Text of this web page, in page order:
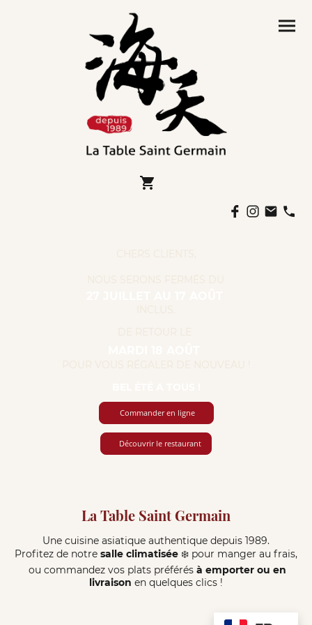
Commander en ligne
CHERS CLIENTS,
NOUS SERONS FERMÉS DU
INCLUS.
DE RETOUR LE
POUR VOUS RÉGALER DE NOUVEAU !
Découvrir le restaurant
La Table Saint Germain
Une cuisine asiatique authentique depuis 1989.
Profitez de notre salle climatisée ❄️ pour manger au frais,
ou commandez vos plats préférés à emporter ou en
livraison en quelques clics !